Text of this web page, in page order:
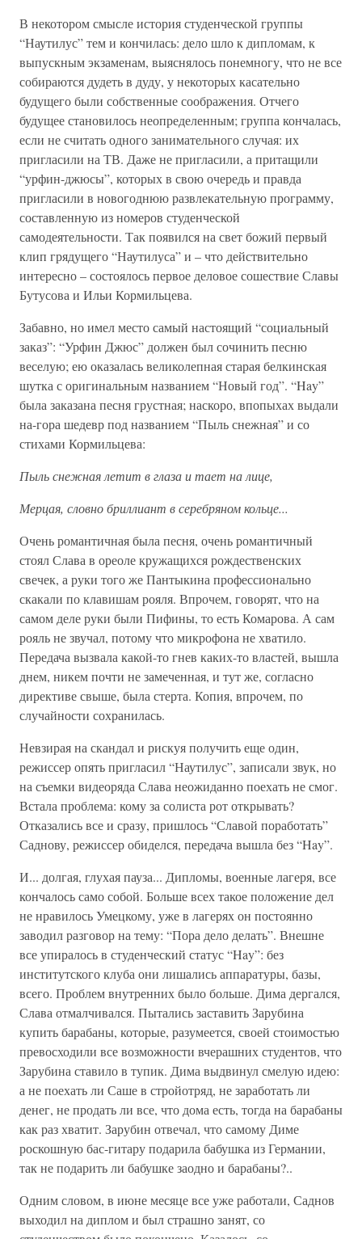
В некотором смысле история студенческой группы
“Наутилус” тем и кончилась: дело шло к дипломам, к
выпускным экзаменам, выяснялось понемногу, что не все
собираются дудеть в дуду, у некоторых касательно
будущего были собственные соображения. Отчего
будущее становилось неопределенным; группа кончалась,
если не считать одного занимательного случая: их
пригласили на ТВ. Даже не пригласили, а притащили
“урфин-джюсы”, которых в свою очередь и правда
пригласили в новогоднюю развлекательную программу,
составленную из номеров студенческой
самодеятельности. Так появился на свет божий первый
клип грядущего “Наутилуса” и – что действительно
интересно – состоялось первое деловое сошествие Славы
Бутусова и Ильи Кормильцева.
Забавно, но имел место самый настоящий “социальный
заказ”: “Урфин Джюс” должен был сочинить песню
веселую; ею оказалась великолепная старая белкинская
шутка с оригинальным названием “Новый год”. “Hay”
была заказана песня грустная; наскоро, впопыхах выдали
на-гора шедевр под названием “Пыль снежная” и со
стихами Кормильцева:
Пыль снежная летит в глаза и тает на лице,
Мерцая, словно бриллиант в серебряном кольце...
Очень романтичная была песня, очень романтичный
стоял Слава в ореоле кружащихся рождественских
свечек, а руки того же Пантыкина профессионально
скакали по клавишам рояля. Впрочем, говорят, что на
самом деле руки были Пифины, то есть Комарова. А сам
рояль не звучал, потому что микрофона не хватило.
Передача вызвала какой-то гнев каких-то властей, вышла
днем, никем почти не замеченная, и тут же, согласно
директиве свыше, была стерта. Копия, впрочем, по
случайности сохранилась.
Невзирая на скандал и рискуя получить еще один,
режиссер опять пригласил “Наутилус”, записали звук, но
на съемки видеоряда Слава неожиданно поехать не смог.
Встала проблема: кому за солиста рот открывать?
Отказались все и сразу, пришлось “Славой поработать”
Саднову, режиссер обиделся, передача вышла без “Hay”.
И... долгая, глухая пауза... Дипломы, военные лагеря, все
кончалось само собой. Больше всех такое положение дел
не нравилось Умецкому, уже в лагерях он постоянно
заводил разговор на тему: “Пора дело делать”. Внешне
все упиралось в студенческий статус “Hay”: без
институтского клуба они лишались аппаратуры, базы,
всего. Проблем внутренних было больше. Дима дергался,
Слава отмалчивался. Пытались заставить Зарубина
купить барабаны, которые, разумеется, своей стоимостью
превосходили все возможности вчерашних студентов, что
Зарубина ставило в тупик. Дима выдвинул смелую идею:
а не поехать ли Саше в стройотряд, не заработать ли
денег, не продать ли все, что дома есть, тогда на барабаны
как раз хватит. Зарубин отвечал, что самому Диме
роскошную бас-гитару подарила бабушка из Германии,
так не подарить ли бабушке заодно и барабаны?..
Одним словом, в июне месяце все уже работали, Саднов
выходил на диплом и был страшно занят, со